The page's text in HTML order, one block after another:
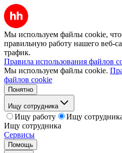
Мы используем файлы cookie,
правильную работу нашего веб-
трафик.
Правила использования файлов
Мы используем файлы cookie.
файлов cookie
Понятно
Ищу сотрудника
Ищу работу
Ищу
Ищу сотрудника
Сервисы
Помощь